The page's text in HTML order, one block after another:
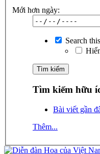
Mới hơn ngày:
Search
Tìm kiếm hữu
Bài viết gần
Thêm...